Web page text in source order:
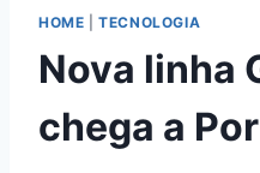
HOME |TECNOLOGIA
Nova linha
chega a